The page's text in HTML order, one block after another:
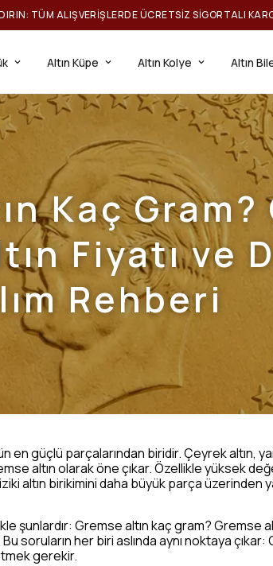
TÜM ALIŞVERIŞLERDE ÜCRETSIZ SIGORTALI
Altın Küpe Altın Kolye Altın
Kaç
Fiyatı ve
Rehberi
en güçlü parçalarından biridir. Çeyrek altın,
altın olarak öne çıkar. Özellikle yüksek
altın birikimini daha büyük parça üzerinden
şunlardır: Gremse altın kaç gram? Gremse
soruların her biri aslında aynı noktaya çıkar:
gerekir.